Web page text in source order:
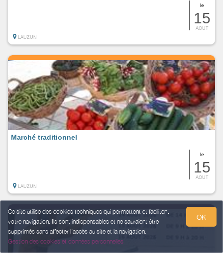
Ce site utilise des cookies techniques qui permettent et facilitent
votre navigation. Ils sont indispensables et ne sauraient être
supprimés sans affecter l’accès au site et la navigation.
Gestion des cookies et données personnelles
OK
le
15
AOUT
LAUZUN
le
15
AOUT
Marché traditionnel
LAUZUN